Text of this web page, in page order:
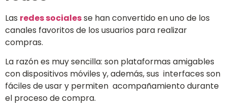
Las redes socialesse han convertido en uno de los
canales favoritos de los usuarios para realizar
compras.
La razón es muy sencilla: son plataformas amigables
con dispositivos móviles y, además, sus interfaces son
fáciles de usar y permiten acompañamiento durante
el proceso de compra.